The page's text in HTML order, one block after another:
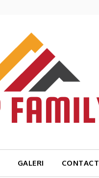
GALERI CONTACT